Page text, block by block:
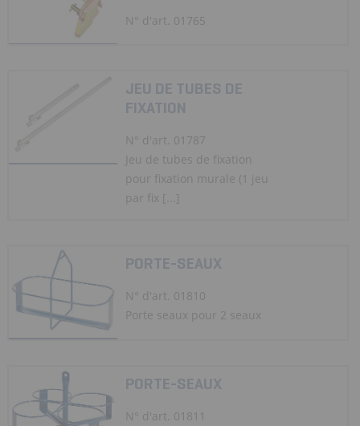
N° d'art. 01765
JEU DE TUBES DE
FIXATION
N° d'art. 01787
Jeu de tubes de fixation
pour fixation murale (1 jeu
par fix [...]
PORTE-SEAUX
N° d'art. 01810
Porte seaux pour 2 seaux
PORTE-SEAUX
N° d'art. 01811